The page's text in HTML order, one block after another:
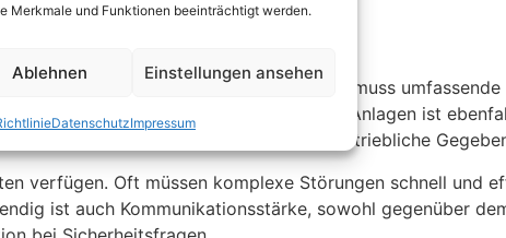
Merkmale und Funktionen beeinträchtigt werden.
Ablehnen Einstellungen ansehen
DatenschutzImpressum
Salzwedel
Salzwedel sind vielfältig. Sie muss umfassende
und Reparatur von elektrischen Anlagen ist
passt sich schnell an unterschiedliche betriebliche
verfügen. Oft müssen komplexe Störungen schnell und
ist auch Kommunikationsstärke, sowohl gegenüber